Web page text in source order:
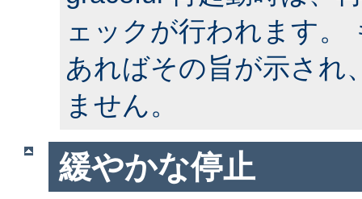
ェックが行われます。
あればその旨が示され
ません。
緩やかな停止